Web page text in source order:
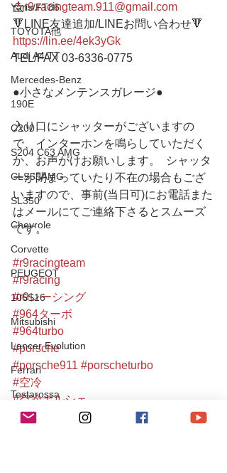
Yaris/FT86
TOYOTA他
Audi A4/TT
Mercedes-Benz
190E
C200
S204 C63 AMG
CLS55AMG
SL350
Chevrole
Corvette
PEUGEOT
106S16
Mitsubishi
Lancer Evolution
Ferrari
Testarossa
JAGUR
📩r9.racingteam.911@gmail.com
🔻LINE友達追加/LINEお問い合わせ🔻
https://lin.ee/4ek3yGk
TEL/FAX 03-6336-0775
●小さなメンテンスガレージ●
入り口にシャッターがございますの
で、インターホンを鳴らしていただく
か、お声がけお願いします。  シャッタ
ーが閉まっていたり不在の場合もござ
いますので、事前(当日可)にお電話また
はメールにてご連絡下さるとスムーズ
です。
#r9racingteam
#r9racing
#r9レーシング
#964ターボ
#964turbo
#porsche
#porsche911 #porscheturbo
#空冷
#空冷ポルシェ
#aircooled